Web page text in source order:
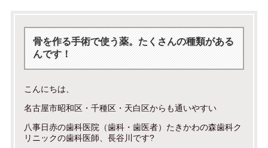
骨を作る手術で使う薬。たくさんの種類がある
んです！
こんにちは、
名古屋市昭和区・千種区・天白区からも通いやすい
八事日赤の歯科医院（歯科・歯医者）たきかわの森歯科ク
リニックの歯科医師、長谷川です?